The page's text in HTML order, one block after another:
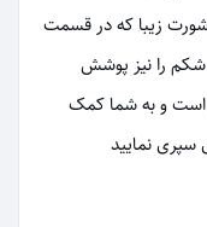
زیبا که در قسمت
را نیز پوشش
است و به شما کمک
سپری نمایید